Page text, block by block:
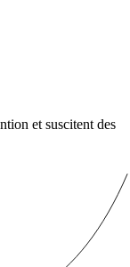
et suscitent des